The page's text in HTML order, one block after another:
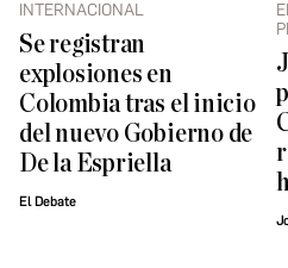
INTERNACIONAL
Se registran
explosiones en
Colombia tras el inicio
del nuevo Gobierno de
De la Espriella
El Debate